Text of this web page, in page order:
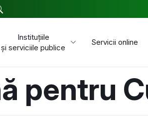
Instituțiile
și serviciile publice
Servicii online
pentru